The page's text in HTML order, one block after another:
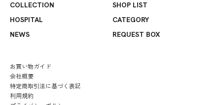
COLLECTION
SHOP LIST
HOSPITAL
CATEGORY
NEWS
REQUEST BOX
お買い物ガイド
会社概要
特定商取引法に基づく表記
利用規約